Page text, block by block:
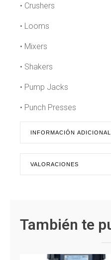
• Crushers
• Looms
• Mixers
• Shakers
• Pump Jacks
• Punch Presses
INFORMACIÓN ADICIONAL
VALORACIONES
También te